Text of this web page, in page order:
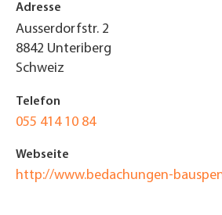
Adresse
Ausserdorfstr. 2
8842 Unteriberg
Schweiz
Telefon
055 414 10 84
Webseite
http://www.bedachungen-